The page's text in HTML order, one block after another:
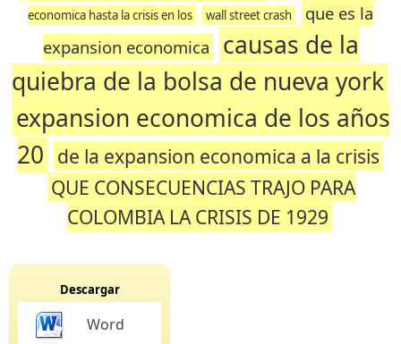
economica hasta la crisis en los
wall street crash
que es la
expansion economica
causas de la
quiebra de la bolsa de nueva york
expansion economica de los años
20 de la expansion economica a la crisis
QUE CONSECUENCIAS TRAJO PARA
COLOMBIA LA CRISIS DE 1929
Descargar
Word